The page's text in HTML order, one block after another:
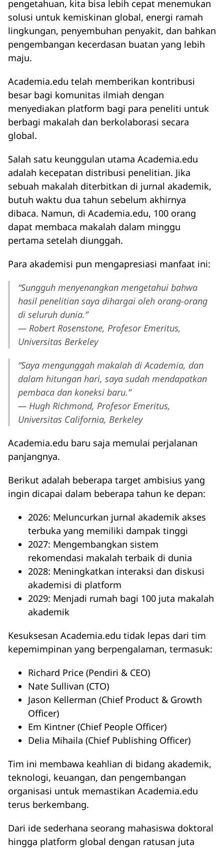
pengetahuan, kita bisa lebih cepat menemukan
solusi untuk kemiskinan global, energi ramah
lingkungan, penyembuhan penyakit, dan bahkan
pengembangan kecerdasan buatan yang lebih
maju.
Academia.edu telah memberikan kontribusi
besar bagi komunitas ilmiah dengan
menyediakan platform bagi para peneliti untuk
berbagi makalah dan berkolaborasi secara
global.
Salah satu keunggulan utama Academia.edu
adalah kecepatan distribusi penelitian. Jika
sebuah makalah diterbitkan di jurnal akademik,
butuh waktu dua tahun sebelum akhirnya
dibaca. Namun, di Academia.edu, 100 orang
dapat membaca makalah dalam minggu
pertama setelah diunggah.
Para akademisi pun mengapresiasi manfaat ini:
“Sungguh menyenangkan mengetahui bahwa
hasil penelitian saya dihargai oleh orang-orang
di seluruh dunia.”
— Robert Rosenstone, Profesor Emeritus,
Universitas Berkeley
“Saya mengunggah makalah di Academia, dan
dalam hitungan hari, saya sudah mendapatkan
pembaca dan koneksi baru.”
— Hugh Richmond, Profesor Emeritus,
Universitas California, Berkeley
Academia.edu baru saja memulai perjalanan
panjangnya.
Berikut adalah beberapa target ambisius yang
ingin dicapai dalam beberapa tahun ke depan:
2026: Meluncurkan jurnal akademik akses
terbuka yang memiliki dampak tinggi
2027: Mengembangkan sistem
rekomendasi makalah terbaik di dunia
2028: Meningkatkan interaksi dan diskusi
akademisi di platform
2029: Menjadi rumah bagi 100 juta makalah
akademik
Kesuksesan Academia.edu tidak lepas dari tim
kepemimpinan yang berpengalaman, termasuk:
Richard Price (Pendiri & CEO)
Nate Sullivan (CTO)
Jason Kellerman (Chief Product & Growth
Officer)
Em Kintner (Chief People Officer)
Delia Mihaila (Chief Publishing Officer)
Tim ini membawa keahlian di bidang akademik,
teknologi, keuangan, dan pengembangan
organisasi untuk memastikan Academia.edu
terus berkembang.
Dari ide sederhana seorang mahasiswa doktoral
hingga platform global dengan ratusan juta